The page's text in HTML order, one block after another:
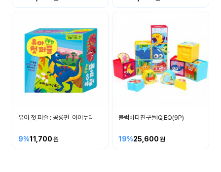
공지
사항
이벤
트
들의
게시
유아 첫 퍼즐 : 공룡편_아이누리
9%11,700
블럭바다친구들IQ,EQ(9P)
19%25,600